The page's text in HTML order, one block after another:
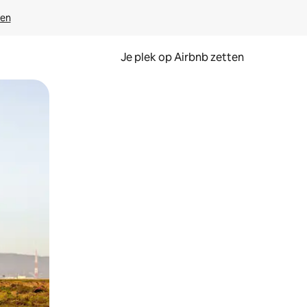
Je plek op Airbnb zetten
of swipen.